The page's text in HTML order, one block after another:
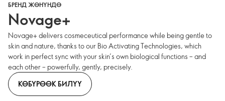
БРЕНД ЖӨНҮНДӨ
Novage+
Novage+ delivers cosmeceutical performance while being gentle to
skin and nature, thanks to our Bio Activating Technologies, which
work in perfect sync with your skin’s own biological functions – and
each other – powerfully, gently, precisely.
КӨБҮРӨӨК БИЛҮҮ